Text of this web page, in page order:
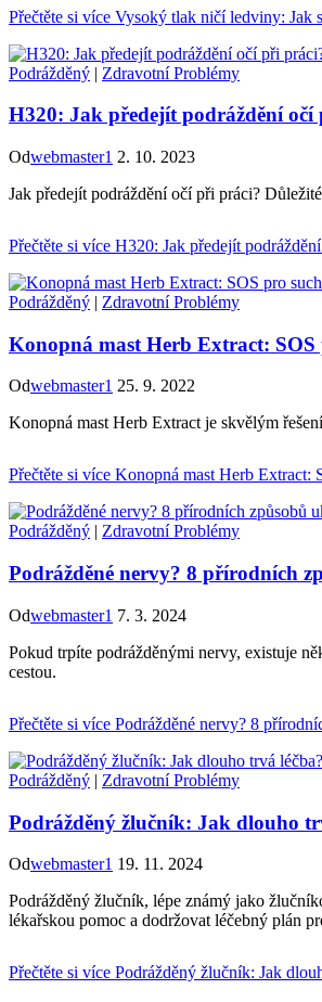
Přečtěte si více Vysoký tlak ničí ledviny: Jak
Podrážděný | Zdravotní Problémy
H320: Jak předejít podráždění očí
Odwebmaster1 2. 10. 2023
Jak předejít podráždění očí při práci?
Přečtěte si více H320: Jak předejít
Podrážděný | Zdravotní Problémy
Konopná mast Herb Extract: SOS
Odwebmaster1 25. 9. 2022
Konopná mast Herb Extract je skvělým
Přečtěte si více Konopná mast Herb Extract:
Podrážděný | Zdravotní Problémy
Podrážděné nervy? 8 přírodních
Odwebmaster1 7. 3. 2024
Pokud trpíte podrážděnými nervy, existuje
cestou.
Přečtěte si více Podrážděné nervy? 8
Podrážděný | Zdravotní Problémy
Podrážděný žlučník: Jak dlouho
Odwebmaster1 19. 11. 2024
Podrážděný žlučník, lépe známý jako
lékařskou pomoc a dodržovat léčebný plán
Přečtěte si více Podrážděný žlučník: Jak